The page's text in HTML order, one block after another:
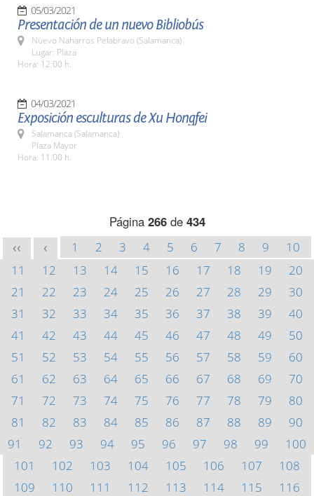
05/03/2021
Presentación de un nuevo Bibliobús
Nuevo Naharros Pelabravo (Salamanca)
Lugar: Plaza
Hora: 12:00 h.
04/03/2021
Exposición esculturas de Xu Hongfei
Salamanca (Salamanca)
Plaza Mayor
Hora: 11.00 h.
Página 266de 434
<< < 1 2 3 4 5 6 7 8 9
10
11
12 13 14 15 16 17 18 19
20
21
22 23 24 25 26 27 28 29
30
31
32 33 34 35 36 37 38 39
40
41
42 43 44 45 46 47 48 49
50
51
52 53 54 55 56 57 58 59
60
61
62 63 64 65 66 67 68 69
70
71
72 73 74 75 76 77 78 79
80
81
82 83 84 85 86 87 88 89
90
91
92 93 94 95 96 97 98 99
100
101
102 103 104 105 106 107
108
109
110 111 112 113 114 115
116